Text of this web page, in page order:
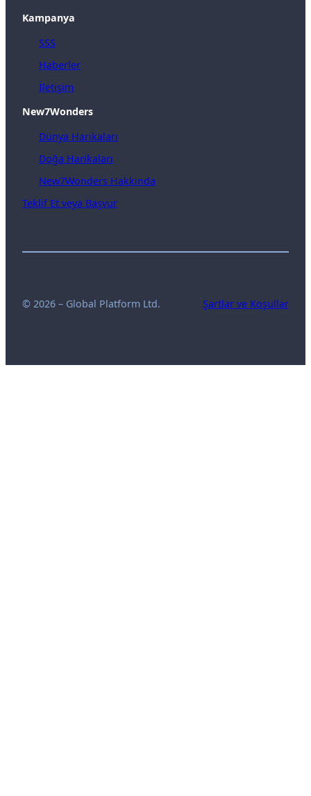
Kampanya
SSS
Haberler
İletişim
New7Wonders
Dünya Harikaları
Doğa Harikaları
New7Wonders Hakkında
Teklif Et veya Başvur
© 2026 – Global Platform Ltd. Şartlar ve Koşullar